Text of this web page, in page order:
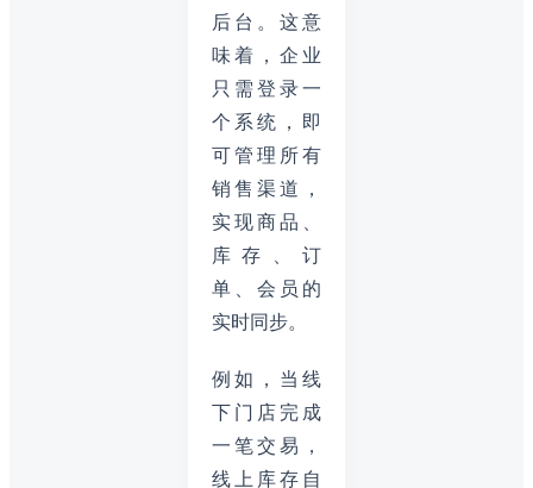
后台。这意
味着，企业
只需登录一
个系统，即
可管理所有
销售渠道，
实现商品、
库存、订
单、会员的
实时同步。
例如，当线
下门店完成
一笔交易，
线上库存自